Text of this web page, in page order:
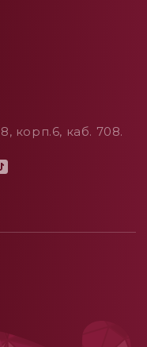
корп.6, каб. 708.